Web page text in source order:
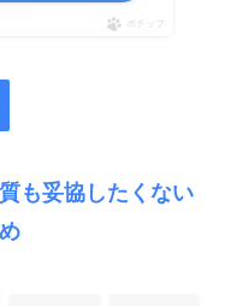
ポチップ
も妥協したくない